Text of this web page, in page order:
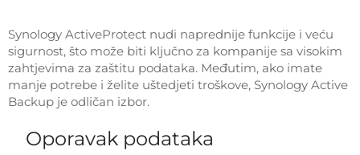
Synology ActiveProtect nudi naprednije funkcije i veću
sigurnost, što može biti ključno za kompanije sa visokim
zahtjevima za zaštitu podataka. Međutim, ako imate
manje potrebe i želite uštedjeti troškove, Synology Active
Backup je odličan izbor.
Oporavak podataka